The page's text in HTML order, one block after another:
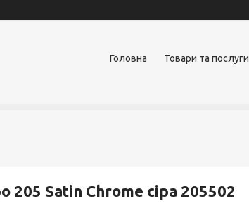
Головна Товари та послуги
205 Satin Chrome сіра 205502